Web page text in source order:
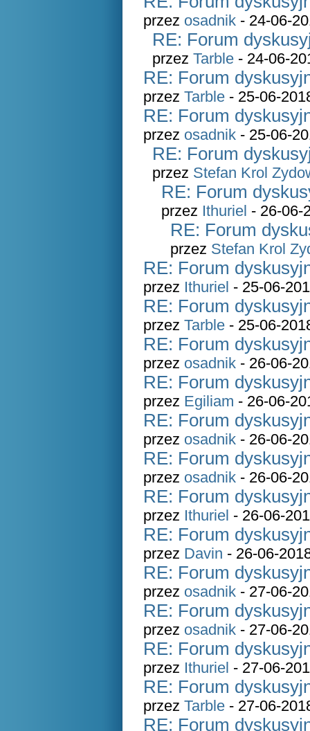
przez osadnik - 24-06-
RE: Forum
przez Tarble - 24-06-
RE: Forum
przez Tarble - 25-06-
RE: Forum
przez osadnik - 25-06-
RE: Forum
przez Stefan Krol
RE: Forum
przez Ithuriel - 26-06-
RE: Forum
przez Stefan Krol
RE: Forum
przez Ithuriel - 25-06-
RE: Forum
przez Tarble - 25-06-
RE: Forum
przez osadnik - 26-06-
RE: Forum
przez Egiliam - 26-06-
RE: Forum
przez osadnik - 26-06-
RE: Forum
przez osadnik - 26-06-
RE: Forum
przez Ithuriel - 26-06-
RE: Forum
przez Davin - 26-06-
RE: Forum
przez osadnik - 27-06-
RE: Forum
przez osadnik - 27-06-
RE: Forum
przez Ithuriel - 27-06-
RE: Forum
przez Tarble - 27-06-
RE: Forum